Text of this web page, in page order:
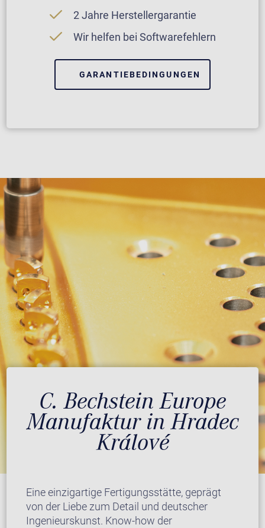
2 Jahre Herstellergarantie
Wir helfen bei Softwarefehlern
GARANTIEBEDINGUNGEN
C. Bechstein Europe
Manufaktur in Hradec
Králové
Eine einzigartige Fertigungsstätte, geprägt
von der Liebe zum Detail und deutscher
Ingenieurskunst. Know-how der